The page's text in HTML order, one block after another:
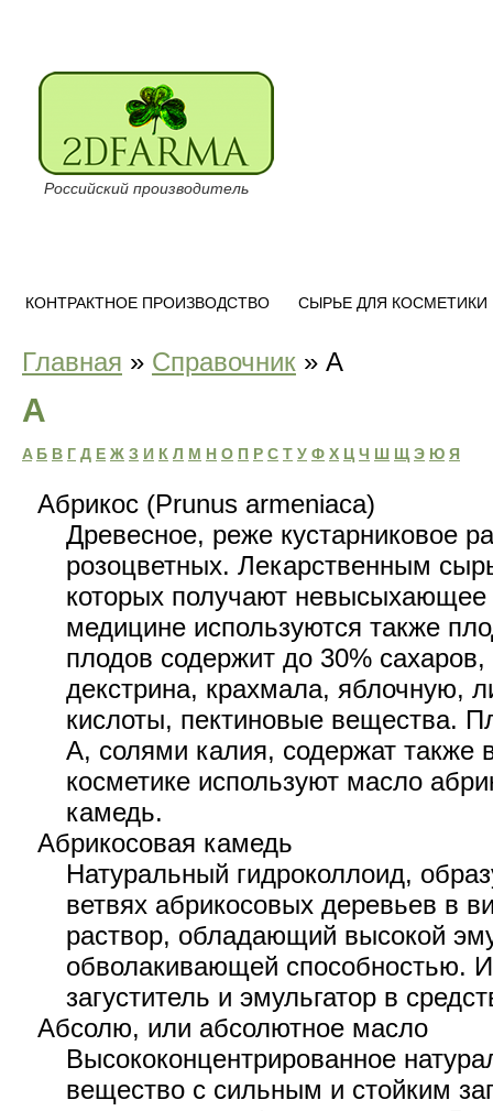
Российский производитель
КОНТРАКТНОЕ ПРОИЗВОДСТВО СЫРЬЕ ДЛЯ КОСМЕТИКИ
Главная » Справочник » A
A
A Б B Г Д Е Ж З И К Л М Н O П Р C Т У Ф Х Ц Ч Ш Щ Э Ю Я
Абрикос (Prunus armeniaca)
Древесное, реже кустарниковое
розоцветных. Лекарственным
которых получают
медицине используются также
плодов содержит до 30%
декстрина, крахмала, яблочную,
кислоты, пектиновые вещества.
А, солями калия, содержат
косметике используют масло
камедь.
Абрикосовая камедь
Натуральный гидроколлоид,
ветвях абрикосовых деревьев в
раствор, обладающий высокой
обволакивающей способностью.
загуститель и эмульгатор в
Абсолю, или абсолютное масло
Высококонцентрированное
вещество с сильным и стойким